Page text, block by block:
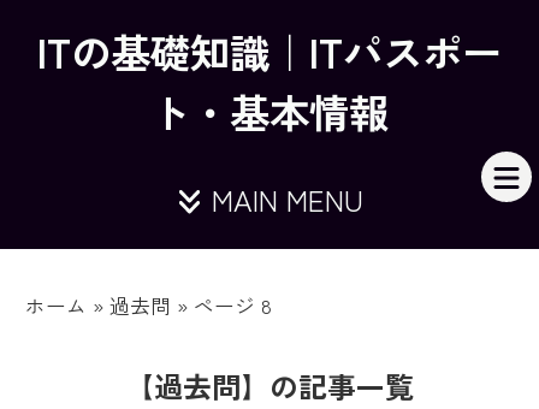
ITの基礎知識｜ITパスポー
ト・基本情報
MAIN MENU
ホーム » 過去問 »ページ 8
【過去問】の記事一覧